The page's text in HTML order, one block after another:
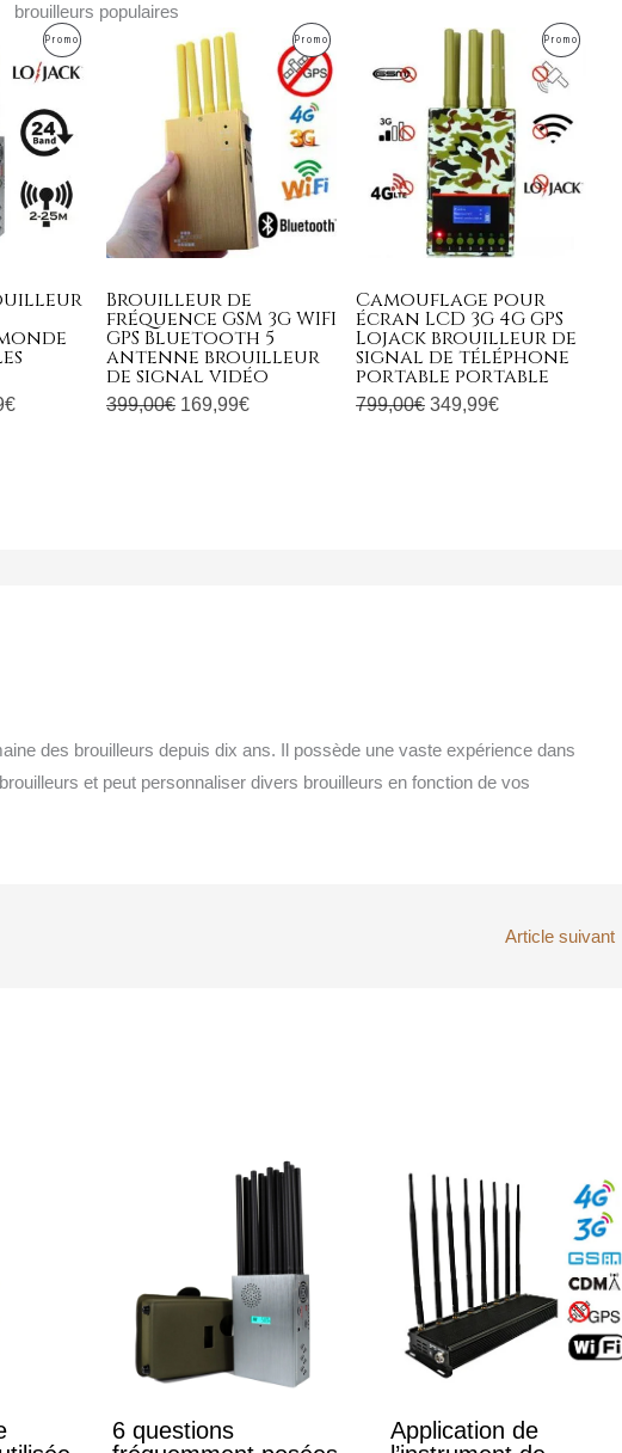
brouilleurs populaires
PromoProduit
En
€
prix
actuel
799,99€.
PromoProduit
En
Brouilleur de
fréquence GSM 3G WIFI
GPS Bluetooth 5
antenne brouilleur
de signal vidéo
399,00€
prix
initial
était :
399,00€.
169,99€
actuel
est :
169,99€.
PromoProduit
Camouflage pour
écran LCD 3G 4G GPS
Lojack brouilleur de
signal de téléphone
portable portable
799,00€
Le
initial
était :
799,00€.
349,99€
Le
actuel
est :
349,99€.
des brouilleurs depuis dix ans. Il possède une vaste expérience dans
et peut personnaliser divers brouilleurs en fonction de vos
Article suivant
6 questions
Application de